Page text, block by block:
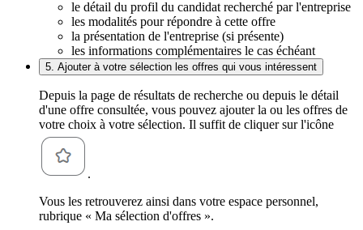
le détail du profil du candidat recherché par l'entreprise
les modalités pour répondre à cette offre
la présentation de l'entreprise (si présente)
les informations complémentaires le cas échéant
5. Ajouter à votre sélection les offres qui vous intéressent
Depuis la page de résultats de recherche ou depuis le détail
d'une offre consultée, vous pouvez ajouter la ou les offres de
votre choix à votre sélection. Il suffit de cliquer sur l'icône
.
Vous les retrouverez ainsi dans votre espace personnel,
rubrique « Ma sélection d'offres ».